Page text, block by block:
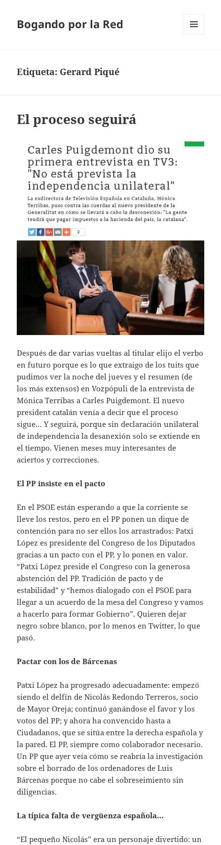
Bogando por la Red
Etiqueta: Gerard Piqué
El proceso seguirá
Después de dar varias vueltas al titular elijo el verbo
en futuro porque es lo que extraigo de los tuits que
pudimos ver la noche del jueves y el resumen (de
los más extensos) en Vozpópuli de la entrevista de
Mónica Terribas a Carles Puigdemont. El nuevo
president catalán venía a decir que el proceso
sigue… Y seguirá, porque sin declaración unilateral
de independencia la desanexión solo se extiende en
el tiempo. Vienen meses muy interesantes de
aciertos y correcciones.
El PP insiste en el pacto
En el PSOE están esperando a que la corriente se
lleve los restos, pero en el PP ponen un dique de
contención para no ser ellos los arrastrados: Patxi
López es presidente del Congreso de los Diputados
gracias a un pacto con el PP, y lo ponen en valor.
“Patxi López preside el Congreso con la generosa
abstención del PP. Tradición de pacto y de
estabilidad” y “hemos dialogado con el PSOE para
llegar a un acuerdo de la mesa del Congreso y vamos
a hacerlo para formar Gobierno”. Quieren dejar
negro sobre blanco, por lo menos en Twitter, lo que
pasó.
Pactar con los de Bárcenas
Patxi López ha progresado adecuadamente: empezó
siendo el delfín de Nicolás Redondo Terreros, socio
de Mayor Oreja; continuó ganándose el favor y los
votos del PP; y ahora ha convencido hasta a
Ciudadanos, que se sitúa entre la derecha española y
la pared. El PP, siempre como colaborador necesario.
Un PP que ayer veía cómo se reabría la investigación
sobre el borrado de los ordenadores de Luis
Bárcenas porque no cabe el sobreseimiento sin
diligencias.
La típica falta de vergüenza española…
“El pequeño Nicolás” era un personaje divertido: un